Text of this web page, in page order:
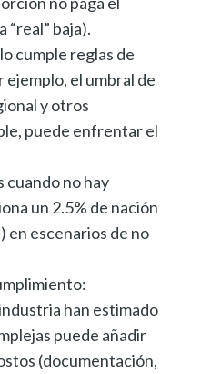
“real” baja).
cumple reglas de
el umbral de
y otros
puede enfrentar el
cuando no hay
un 2.5% de nación
en escenarios de no
han estimado
puede añadir
(documentación,